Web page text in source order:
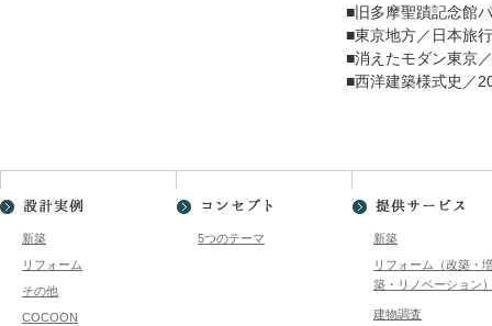
■旧多摩聖蹟記念館
■東京地方／日本旅
■消えたモダン東京
■西洋建築様式史／
新築
リフォーム
その他
COCOON
5つのテーマ
新築
リフォーム（改築・
築・リノベーション
建物調査